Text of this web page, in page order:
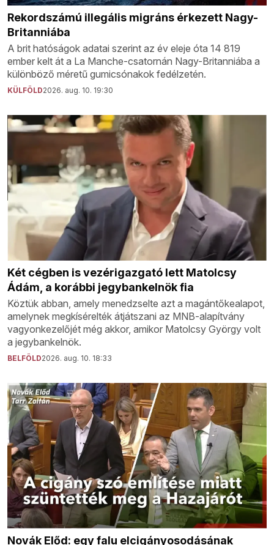
Rekordszámú illegális migráns érkezett Nagy-
Britanniába
A brit hatóságok adatai szerint az év eleje óta 14 819
ember kelt át a La Manche-csatornán Nagy-Britanniába a
különböző méretű gumicsónakok fedélzetén.
KÜLFÖLD2026. aug. 10. 19:30
Két cégben is vezérigazgató lett Matolcsy
Ádám, a korábbi jegybankelnök fia
Köztük abban, amely menedzselte azt a magántőkealapot,
amelynek megkísérelték átjátszani az MNB-alapítvány
vagyonkezelőjét még akkor, amikor Matolcsy György volt
a jegybankelnök.
BELFÖLD2026. aug. 10. 18:33
Novák Előd: egy falu elcigányosodásának